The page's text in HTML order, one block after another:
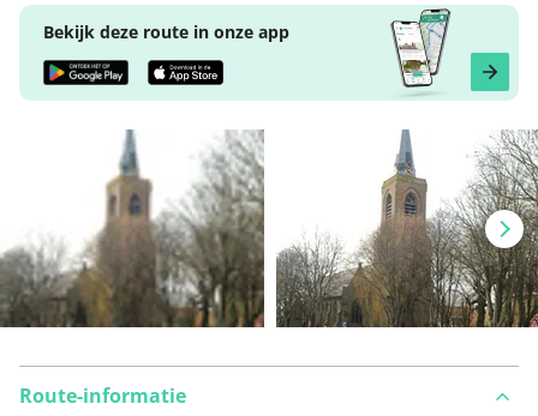
Bekijk deze route in onze app
Route-informatie